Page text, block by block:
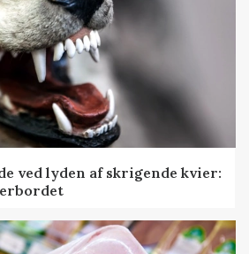
ved lyden af skrigende kvier: